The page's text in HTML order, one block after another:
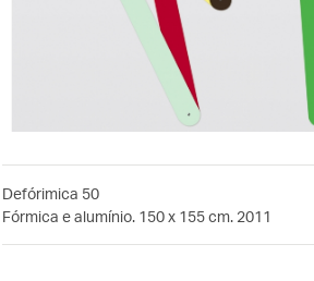
Defórimica 50
Fórmica e alumínio. 150 x 155 cm. 2011